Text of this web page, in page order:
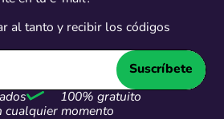
al tanto y recibir los códigos
Suscríbete
100% gratuito
cualquier momento